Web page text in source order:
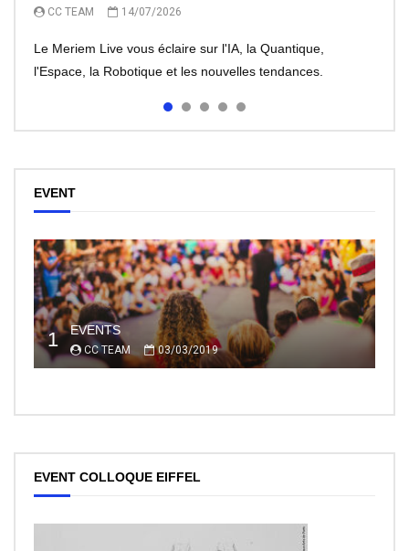
CC TEAM 14/07/2026
Le Meriem Live vous éclaire sur l'IA, la Quantique,
l'Espace, la Robotique et les nouvelles tendances.
CC TEAM 13/07/2026
CC TEAM 07/07/2026
EVENT
1 EVENTS
CC TEAM 03/03/2019
EVENT COLLOQUE EIFFEL